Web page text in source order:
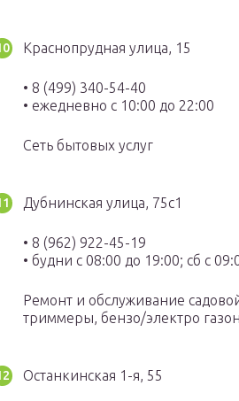
Краснопрудная улица, 15
• 8 (499) 340-54-40
• ежедневно с 10:00 до 22:00
Сеть бытовых услуг
Дубнинская улица, 75с1
• 8 (962) 922-45-19
• будни с 08:00 до 19:00; сб с
Ремонт и обслуживание
триммеры, бензо/электро
Останкинская 1-я, 55